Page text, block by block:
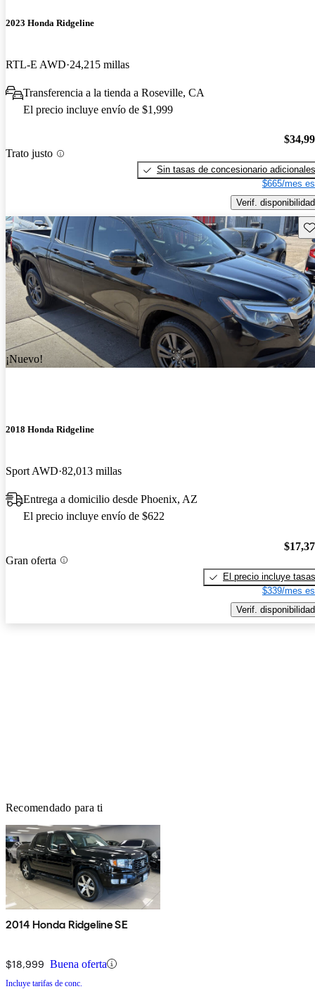
2023 Honda Ridgeline
RTL-E AWD 24,215 millas
Transferencia a la tienda a Roseville, CA
El precio incluye envío de $1,999
Trato justo
Sin tasas de concesionario adicionales
$665/mes
Verif. disponibilidad
¡Nuevo!
2018 Honda Ridgeline
Sport AWD 82,013 millas
Entrega a domicilio desde Phoenix, AZ
El precio incluye envío de $622
Gran oferta
El precio incluye tasas
$339/mes
Verif. disponibilidad
Recomendado para ti
2014 Honda Ridgeline SE
$18,999 Buena oferta
Incluye tarifas de conc.